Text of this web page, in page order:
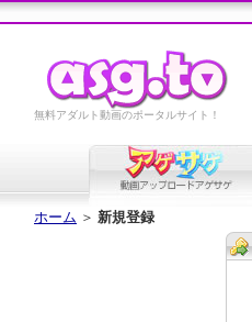
無料アダルト動画のポータルサイト！
ホーム ＞ 新規登録